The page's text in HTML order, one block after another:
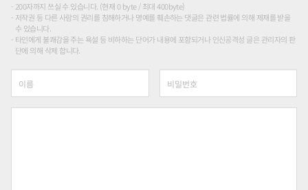
200자까지 쓰실 수 있습니다. (현재 0 byte / 최대 400byte)
저작권 등 다른 사람의 권리를 침해하거나 명예를 훼손하는 댓글은 관련 법률에 의해 제재를 받을
수 있습니다.
타인에게 불쾌감을 주는 욕설 등 비하하는 단어가 내용에 포함되거나 인신공격성 글은 관리자의 판
단에 의해 삭제 합니다.